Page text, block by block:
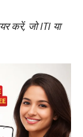
करें, जो ITI या